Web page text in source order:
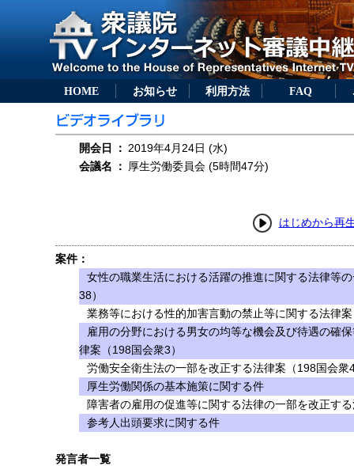
HOME お知らせ 利用方法 FAQ
開会日 ： 2019年4月24日 (水)
会議名
： 厚生労働委員会 (5時間47分)
はじめから再
案件：
女性の職業生活における活躍の推進に関する法律等
38）
業務等における性的加害言動の禁止等に関する法律
雇用の分野における男女の均等な機会及び待遇の確
律案（198国会衆3）
労働安全衛生法の一部を改正する法律案（198国会衆
厚生労働関係の基本施策に関する件
障害者の雇用の促進等に関する法律の一部を改正す
参考人出頭要求に関する件
発言者一覧